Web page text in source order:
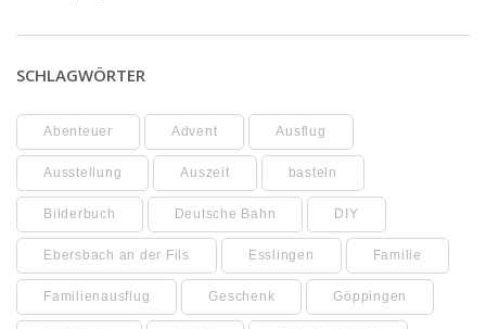
SCHLAGWÖRTER
Abenteuer Advent Ausflug
Ausstellung Auszeit basteln
Bilderbuch Deutsche Bahn DIY
Ebersbach an der Fils Esslingen Familie
Familienausflug Geschenk Göppingen